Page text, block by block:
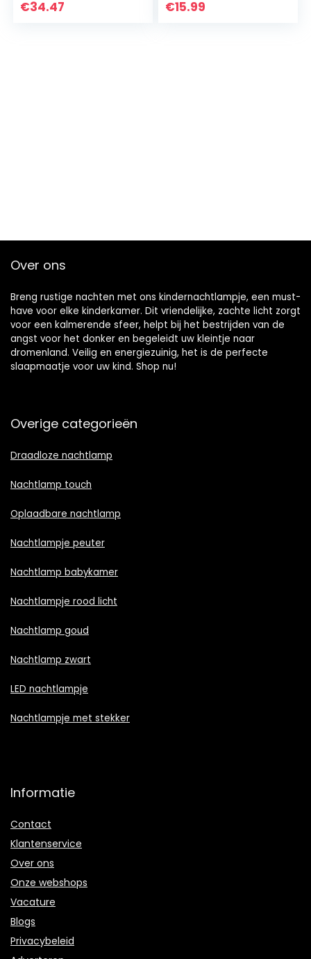
Oplaadbare
€34.47
Kindenachtlampje,
€15.99
Over ons
Breng rustige nachten met ons kindernachtlampje, een must-
have voor elke kinderkamer. Dit vriendelijke, zachte licht zorgt
voor een kalmerende sfeer, helpt bij het bestrijden van de
angst voor het donker en begeleidt uw kleintje naar
dromenland. Veilig en energiezuinig, het is de perfecte
slaapmaatje voor uw kind. Shop nu!
Overige categorieën
Draadloze nachtlamp
Nachtlamp touch
Oplaadbare nachtlamp
Nachtlampje peuter
Nachtlamp babykamer
Nachtlampje rood licht
Nachtlamp goud
Nachtlamp zwart
LED nachtlampje
Nachtlampje met stekker
Informatie
Contact
Klantenservice
Over ons
Onze webshops
Vacature
Blogs
Privacybeleid